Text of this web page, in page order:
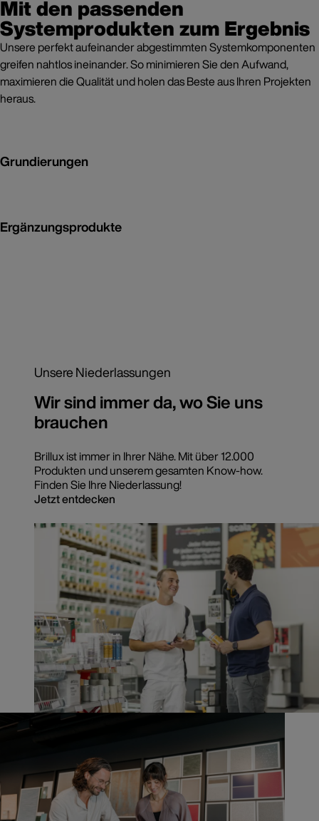
Mit den passenden
Systemprodukten zum Ergebnis
Unsere perfekt aufeinander abgestimmten Systemkomponenten
greifen nahtlos ineinander. So minimieren Sie den Aufwand,
maximieren die Qualität und holen das Beste aus Ihren Projekten
heraus.
Grundierungen
Ergänzungsprodukte
Unsere Niederlassungen
Wir sind immer da, wo Sie uns
brauchen
Brillux ist immer in Ihrer Nähe. Mit über 12.000
Produkten und unserem gesamten Know-how.
Finden Sie Ihre Niederlassung!
Jetzt entdecken